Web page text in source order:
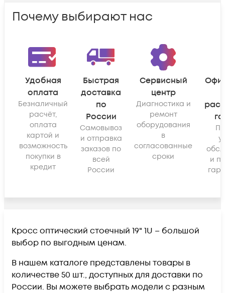
Почему выбирают нас
Удобная
оплата
Безналичный
расчёт,
оплата
картой и
возможность
покупки в
кредит
Быстрая
доставка
по
России
Самовывоз
и отправка
заказов по
всей
России
Сервисный
центр
Диагностика и
ремонт
оборудования
в
согласованные
сроки
и
Кросс оптический стоечный 19" 1U – большой
выбор по выгодным ценам.
В нашем каталоге представлены товары в
количестве 50 шт., доступных для доставки по
России. Вы можете выбрать модели с разным